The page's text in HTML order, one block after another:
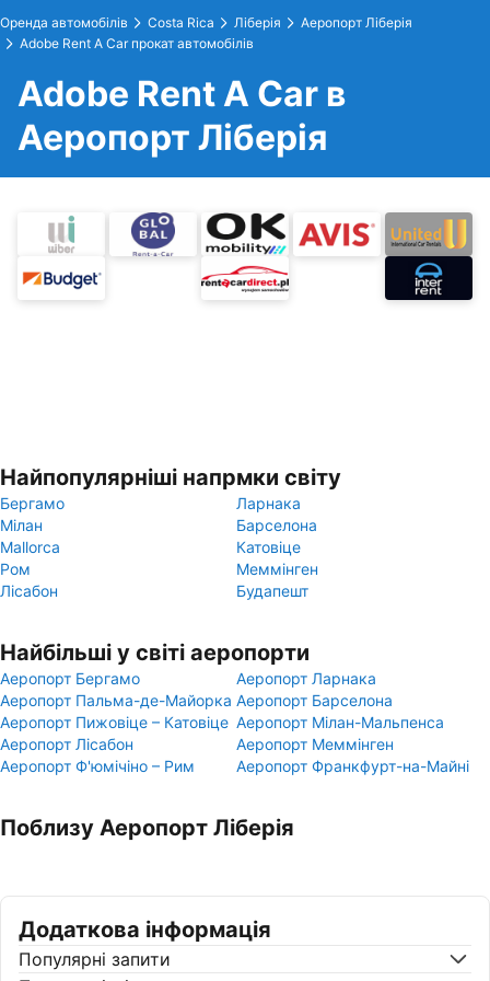
Оренда автомобілів Costa Rica Ліберія
Аеропорт Ліберія
Adobe Rent A Car прокат автомобілів
Adobe Rent A Car в
Аеропорт Ліберія
Найпопулярніші напрмки світу
Бергамо
Ларнака
Мілан
Барселона
Mallorca
Катовіце
Ром
Меммінген
Лісабон
Будапешт
Найбільші у світі аеропорти
Аеропорт Бергамо
Аеропорт Ларнака
Аеропорт Пальма-де-Майорка Аеропорт Барселона
Аеропорт Пижовіце – Катовіце Аеропорт Мілан-Мальпенса
Аеропорт Лісабон
Аеропорт Меммінген
Аеропорт Ф'юмічіно – Рим
Аеропорт Франкфурт-на-Майні
Поблизу Аеропорт Ліберія
Додаткова інформація
Популярні запити